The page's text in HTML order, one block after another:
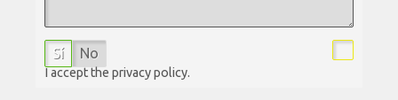
Sí No
I accept the privacy policy.